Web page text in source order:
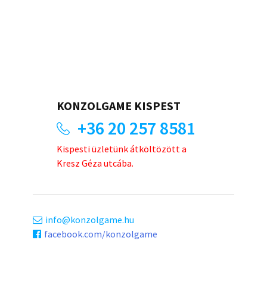
KONZOLGAME KISPEST
+36 20 257 8581
Kispesti üzletünk átköltözött a
Kresz Géza utcába.
info
konzolgame.hu
facebook.com/konzolgame